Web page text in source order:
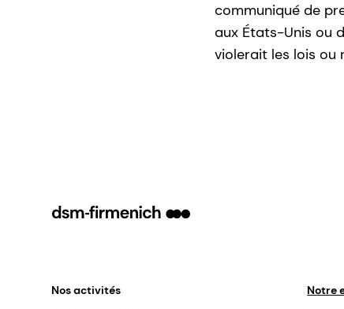
communiqué de
aux États-Unis ou
violerait les lois ou
Nos activités Notre